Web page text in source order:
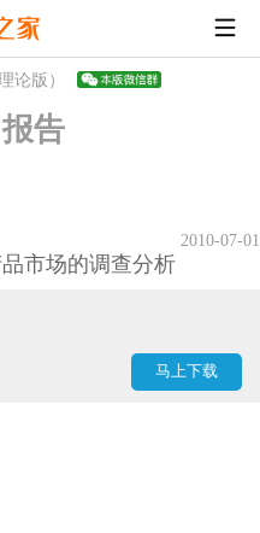
论版）
告
2010-07-01
市场的调查分析
马上下载